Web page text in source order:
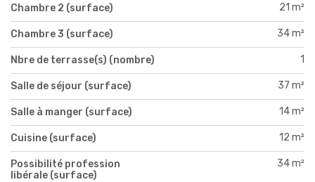
Chambre 2 (surface) 21 m²
Chambre 3 (surface) 34 m²
Nbre de terrasse(s) (nombre) 1
Salle de séjour (surface) 37 m²
Salle à manger (surface) 14 m²
Cuisine (surface) 12 m²
Possibilité profession
libérale (surface)
34 m²